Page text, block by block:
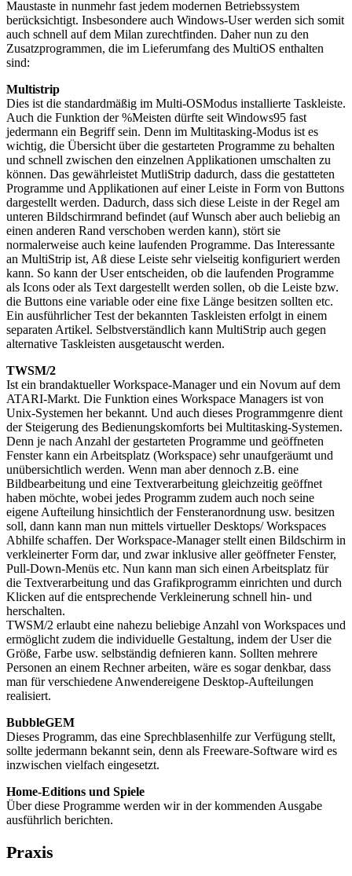
Maustaste in nunmehr fast jedem modernen Betriebssystem
berücksichtigt. Insbesondere auch Windows-User werden sich somit
auch schnell auf dem Milan zurechtfinden. Daher nun zu den
Zusatzprogrammen, die im Lieferumfang des MultiOS enthalten
sind:
Multistrip
Dies ist die standardmäßig im Multi-OSModus installierte Taskleiste.
Auch die Funktion der %Meisten dürfte seit Windows95 fast
jedermann ein Begriff sein. Denn im Multitasking-Modus ist es
wichtig, die Übersicht über die gestarteten Programme zu behalten
und schnell zwischen den einzelnen Applikationen umschalten zu
können. Das gewährleistet MutliStrip dadurch, dass die gestatteten
Programme und Applikationen auf einer Leiste in Form von Buttons
dargestellt werden. Dadurch, dass sich diese Leiste in der Regel am
unteren Bildschirmrand befindet (auf Wunsch aber auch beliebig an
einen anderen Rand verschoben werden kann), stört sie
normalerweise auch keine laufenden Programme. Das Interessante
an MultiStrip ist, Aß diese Leiste sehr vielseitig konfiguriert werden
kann. So kann der User entscheiden, ob die laufenden Programme
als Icons oder als Text dargestellt werden sollen, ob die Leiste bzw.
die Buttons eine variable oder eine fixe Länge besitzen sollten etc.
Ein ausführlicher Test der bekannten Taskleisten erfolgt in einem
separaten Artikel. Selbstverständlich kann MultiStrip auch gegen
alternative Taskleisten ausgetauscht werden.
TWSM/2
Ist ein brandaktueller Workspace-Manager und ein Novum auf dem
ATARI-Markt. Die Funktion eines Workspace Managers ist von
Unix-Systemen her bekannt. Und auch dieses Programmgenre dient
der Steigerung des Bedienungskomforts bei Multitasking-Systemen.
Denn je nach Anzahl der gestarteten Programme und geöffneten
Fenster kann ein Arbeitsplatz (Workspace) sehr unaufgeräumt und
unübersichtlich werden. Wenn man aber dennoch z.B. eine
Bildbearbeitung und eine Textverarbeitung gleichzeitig geöffnet
haben möchte, wobei jedes Programm zudem auch noch seine
eigene Aufteilung hinsichtlich der Fensteranordnung usw. besitzen
soll, dann kann man nun mittels virtueller Desktops/ Workspaces
Abhilfe schaffen. Der Workspace-Manager stellt einen Bildschirm in
verkleinerter Form dar, und zwar inklusive aller geöffneter Fenster,
Pull-Down-Menüs etc. Nun kann man sich einen Arbeitsplatz für
die Textverarbeitung und das Grafikprogramm einrichten und durch
Klicken auf die entsprechende Verkleinerung schnell hin- und
herschalten.
TWSM/2 erlaubt eine nahezu beliebige Anzahl von Workspaces und
ermöglicht zudem die individuelle Gestaltung, indem der User die
Größe, Farbe usw. selbständig defnieren kann. Sollten mehrere
Personen an einem Rechner arbeiten, wäre es sogar denkbar, dass
man für verschiedene Anwendereigene Desktop-Aufteilungen
realisiert.
BubbleGEM
Dieses Programm, das eine Sprechblasenhilfe zur Verfügung stellt,
sollte jedermann bekannt sein, denn als Freeware-Software wird es
inzwischen vielfach eingesetzt.
Home-Editions und Spiele
Über diese Programme werden wir in der kommenden Ausgabe
ausführlich berichten.
Praxis